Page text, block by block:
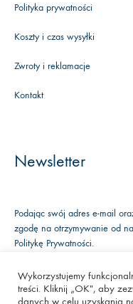
Polityka prywatności
Koszty i czas wysyłki
Zwroty i reklamacje
Kontakt
Newsletter
Podając swój adres e-mail
zgodę na otrzymywanie od
Politykę Prywatności.
Wykorzystujemy
treści. Kliknij „OK", aby
danych w celu uzyskania